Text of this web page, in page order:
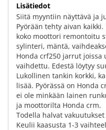
Lisätiedot
Siitä myyntiin näyttävä ja
Pyörään tehty aivan
koko moottori remontoitu
sylinteri, mäntä,
Honda crf250 jarrut joissa
vaihdettu. Edestä löytyy
Lukollinen tankin korkki,
lisää. Pyörässä on Honda
ei ole minkään lainen
ja moottorilta Honda crm.
Todella halvat
Keulii kaasusta 1-3